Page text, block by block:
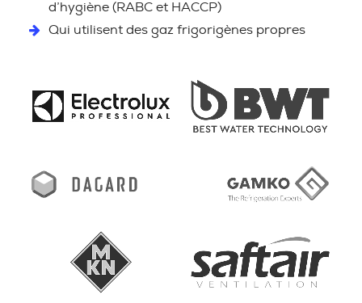
d’hygiène (RABC et HACCP)
Qui utilisent des gaz frigorigènes propres